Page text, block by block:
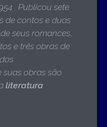
. Publicou sete
de contos e duas
seus romances,
e três obras de
suas obras são
literatura